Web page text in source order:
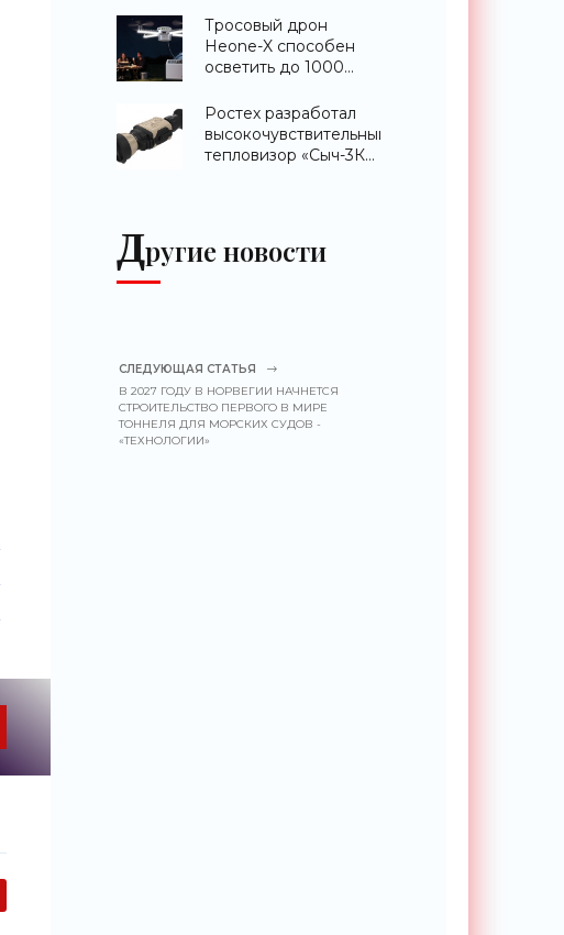
ноги после
тренировки -
«Гаджеты»
Тросовый дрон
Heone-X способен
осветить до 1000
земли -
«Беспилотники»
Ростех разработал
высокочувствительный
тепловизор «Сыч-3К»
Другие новости
СЛЕДУЮЩАЯ СТАТЬЯ
В 2027 ГОДУ В НОРВЕГИИ НАЧНЕТСЯ
СТРОИТЕЛЬСТВО ПЕРВОГО В МИРЕ
ТОННЕЛЯ ДЛЯ МОРСКИХ СУДОВ -
«ТЕХНОЛОГИИ»